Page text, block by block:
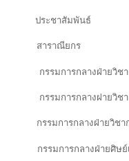
ะชาสัมพันธ์
สาราณียกร
การกลางฝ่ายวิชาก
กรรมการกล
ารกลางฝ่ายวิชาก
รมการกลางฝ่ายศิ